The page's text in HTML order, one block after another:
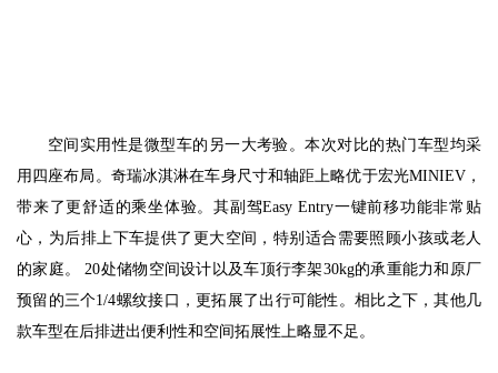
空间实用性是微型车的另一大考验。本次对比的热门车型均采
用四座布局。奇瑞冰淇淋在车身尺寸和轴距上略优于宏光MINIEV，
带来了更舒适的乘坐体验。其副驾Easy Entry一键前移功能非常贴
心，为后排上下车提供了更大空间，特别适合需要照顾小孩或老人
的家庭。 20处储物空间设计以及车顶行李架30kg的承重能力和原厂
预留的三个1/4螺纹接口，更拓展了出行可能性。相比之下，其他几
款车型在后排进出便利性和空间拓展性上略显不足。